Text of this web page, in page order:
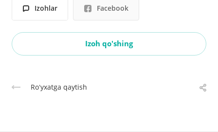
Izohlar Facebook
Izoh qo'shing
Roʻyxatga qaytish